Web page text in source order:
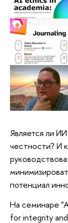
Является ли
честности? И
потенциал
На семинаре
for integrity